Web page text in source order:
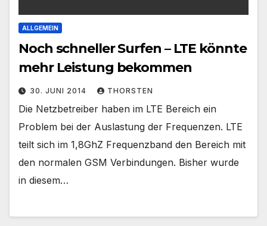
ALLGEMEIN
Noch schneller Surfen – LTE könnte
mehr Leistung bekommen
30. JUNI 2014 THORSTEN
Die Netzbetreiber haben im LTE Bereich ein
Problem bei der Auslastung der Frequenzen. LTE
teilt sich im 1,8GhZ Frequenzband den Bereich mit
den normalen GSM Verbindungen. Bisher wurde
in diesem…